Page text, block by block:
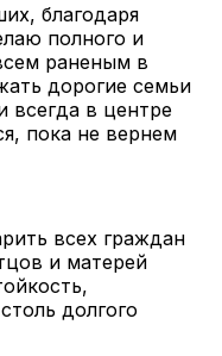
благодаря
полного и
раненым в
дорогие семьи
всегда в центре
пока не вернем
всех граждан
и матерей
долгого